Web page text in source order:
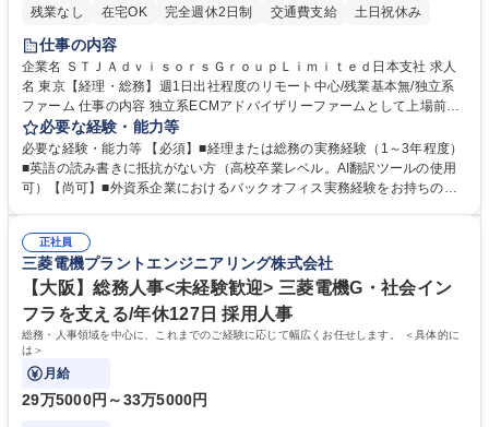
残業なし 在宅OK 完全週休2日制 交通費支給 土日祝休み
仕事の内容
企業名 ＳＴＪＡｄｖｉｓｏｒｓＧｒｏｕｐＬｉｍｉｔｅｄ日本支社 求人
名 東京【経理・総務】週1日出社程度のリモート中心/残業基本無/独立系
ファーム 仕事の内容 独立系ECMアドバイザリーファームとして上場前後
の資本市場戦略を設計する当社にて経理・総務をお任せします。基礎的な
バックオフィス業務からスタートし組織を支える専任担当として広く活躍
できる環境です。 ■日常経理、月次および年次決算サポート業務 ■本国
（グローバル）との英文メール対応（AI翻訳ツール等を使用しての対応で
業務をお任せします。残業も基本的には発生せず、ご自身のペースで業務
を進めやすく定着率の高い環境です。 募集職種 東京【経理・総務】週1日
出社程度のリモート中心/残業基本無/独立系ファーム
必要な経験・能力等
必要な経験・能力等 【必須】■経理または総務の実務経験（1～3年程度）
■英語の読み書きに抵抗がない方（高校卒業レベル。AI翻訳ツールの使用
可）【尚可】■外資系企業におけるバックオフィス実務経験をお持ちの方
【働き方について】現在は週4日程度の在宅勤務を実施しており、ワーク
ライフバランスを重視する方に最適な環境です（フルリモートも面接で相
談可）。【求める人物像】幅広いバックオフィス業務に柔軟に対応でき、
社内外と円滑にコミュニケーションを取りながら業務を推進できる方 学
歴・資格 学歴：大学院 大学 高専 短大 専修学校 高校 語学力： 資格：
正社員
三菱電機プラントエンジニアリング株式会社
【大阪】総務人事<未経験歓迎> 三菱電機G・社会イン
フラを支える/年休127日 採用人事
総務・人事領域を中心に、これまでのご経験に応じて幅広くお任せします。 ＜具体的に
は＞
月給
29万5000円～33万5000円